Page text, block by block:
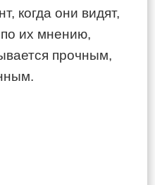
когда они видят,
по их мнению,
прочным,